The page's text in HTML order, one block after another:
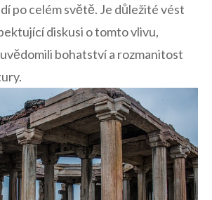
po celém světě. Je ⁣důležité vést
diskusi o tomto ‍vlivu,
bohatství a rozmanitost